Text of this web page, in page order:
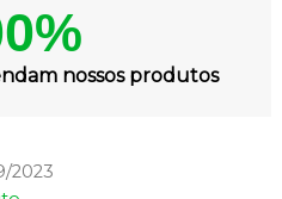
nossos produtos
2023